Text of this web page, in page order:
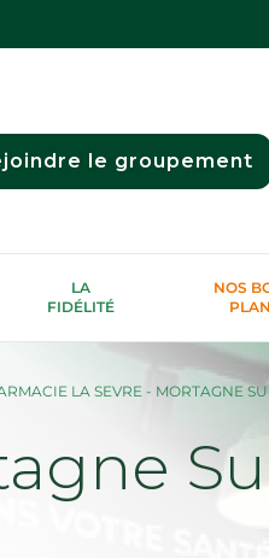
le groupement
LA
FIDÉLITÉ
NOS
LA SEVRE - MORTAGNE